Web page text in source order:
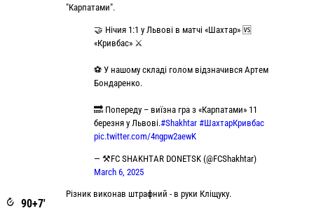
"Карпатами".
🤝 Нічия 1:1 у Львові в матчі «Шахтар» 🆚
«Кривбас» ⚔️
⚽️ У нашому складі голом відзначився Артем
Бондаренко.
🔜 Попереду – виїзна гра з «Карпатами» 11
березня у Львові.#Shakhtar #ШахтарКривбас
pic.twitter.com/4ngpw2aewK
— ⚒FC SHAKHTAR DONETSK (@FCShakhtar)
March 6, 2025
90+7'
Різник виконав штрафний - в руки Кліщуку.